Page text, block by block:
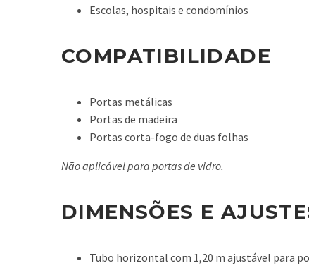
Escolas, hospitais e condomínios
COMPATIBILIDADE
Portas metálicas
Portas de madeira
Portas corta-fogo de duas folhas
Não aplicável para portas de vidro.
DIMENSÕES E
Tubo horizontal com 1,20 m ajustável para